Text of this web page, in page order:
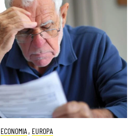
ECONOMIA , EUROPA